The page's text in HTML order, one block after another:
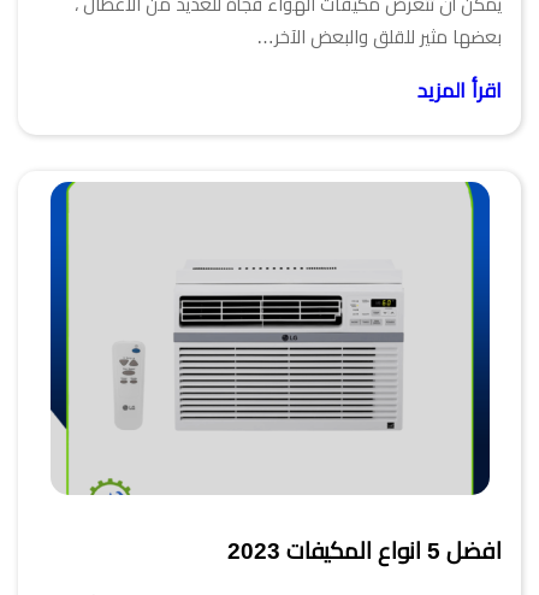
يمكن أن تتعرض مكيفات الهواء فجأة للعديد من الأعطال ،
بعضها مثير للقلق والبعض الآخر…
اقرأ المزيد
افضل 5 انواع المكيفات 2023